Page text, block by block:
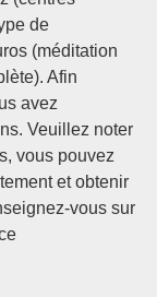
de
(méditation
Afin
avez
Veuillez noter
vous pouvez
et obtenir
vous sur